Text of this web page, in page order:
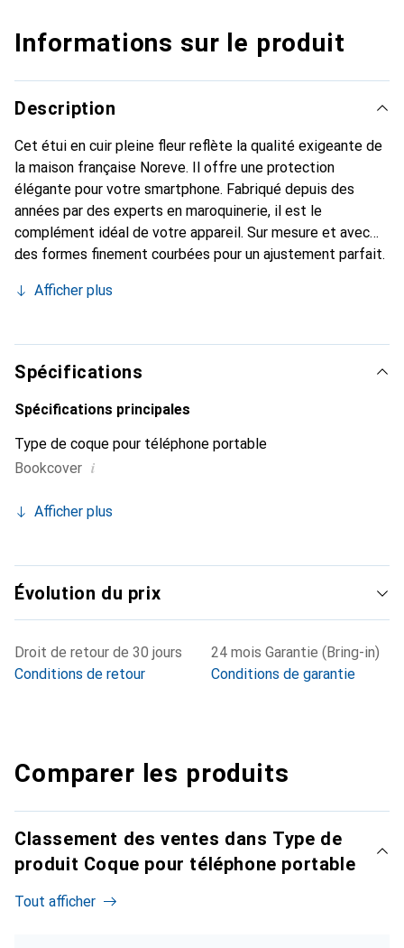
Informations sur le produit
Description
Cet étui en cuir pleine fleur reflète la qualité exigeante de
la maison française Noreve. Il offre une protection
élégante pour votre smartphone. Fabriqué depuis des
années par des experts en maroquinerie, il est le
complément idéal de votre appareil. Sur mesure et avec
des formes finement courbées pour un ajustement parfait.
smartphone. La marque Noreve est reconnue
constitue toujours un excellent choix pour le client
exigeant.
Afficher plus
Spécifications
Spécifications principales
Type de coque pour téléphone portable
Bookcover i
Afficher plus
Évolution du prix
Droit de retour de 30 jours
Conditions de retour
24 mois Garantie (Bring-in)
Conditions de garantie
Comparer les produits
Classement des ventes dans Type de
produit Coque pour téléphone portable
Tout afficher